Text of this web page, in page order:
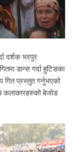
दर्शक भरपुर
डान्स गर्दा हुटिङका
गित प्रस्तुत गर्नुभएको
कलाकारहरुको बेजोड